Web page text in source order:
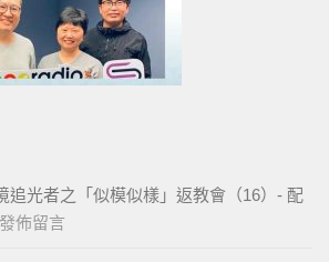
追光者之「似模似樣」返教會（16）- 配
佈留言